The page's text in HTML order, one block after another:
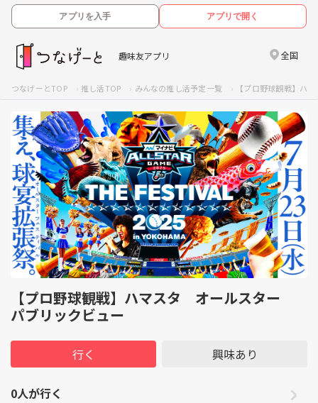
アプリを入手 アプリで開く
趣味友アプリ 全国
つなげーとTOP 推し活TOP みんなの推し活予定一覧 【プロ野球観戦】ハ
【プロ野球観戦】ハマスタ オールスター
パブリックビュー
行く 興味あり
0人が行く